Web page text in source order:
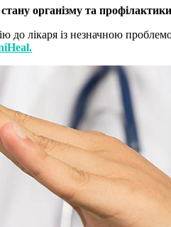
організму та
лікаря із незначною